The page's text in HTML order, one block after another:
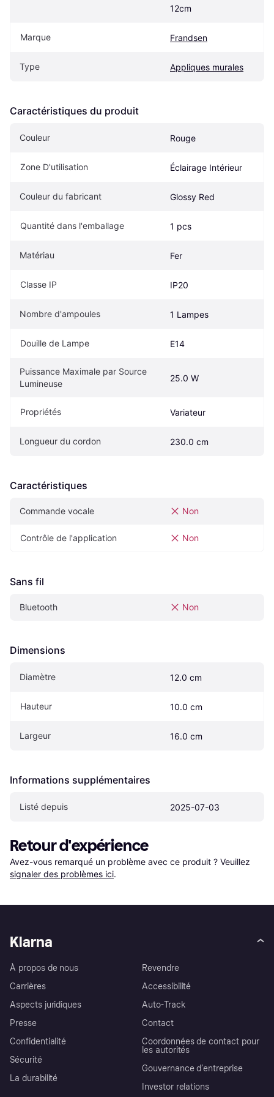
12cm
Marque Frandsen
Type Appliques murales
Caractéristiques du produit
Couleur Rouge
Zone D'utilisation Éclairage Intérieur
Couleur du fabricant Glossy Red
Quantité dans l'emballage 1 pcs
Matériau Fer
Classe IP IP20
Nombre d'ampoules 1 Lampes
Douille de Lampe E14
Puissance Maximale par Source
Lumineuse
25.0 W
Propriétés Variateur
Longueur du cordon 230.0 cm
Caractéristiques
Commande vocale Non
Contrôle de l'application Non
Sans fil
Bluetooth Non
Dimensions
Diamètre 12.0 cm
Hauteur 10.0 cm
Largeur 16.0 cm
Informations supplémentaires
Listé depuis 2025-07-03
Retour d'expérience
Avez-vous remarqué un problème avec ce produit ? Veuillez
signaler des problèmes ici.
Klarna
À propos de nous
Carrières
Aspects juridiques
Presse
Confidentialité
Sécurité
La durabilité
Revendre
Accessibilité
Auto-Track
Contact
Coordonnées de contact pour
les autorités
Gouvernance d’entreprise
Investor relations